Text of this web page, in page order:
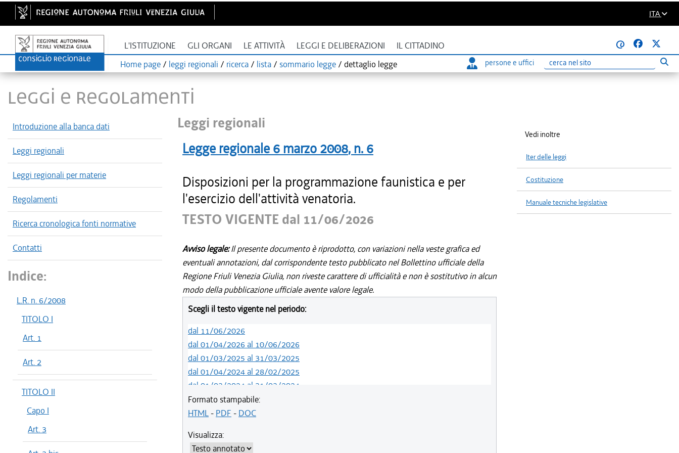
ITA
L'ISTITUZIONE GLI ORGANI LE ATTIVITÀ LEGGI E DELIBERAZIONI IL CITTADINO
@
Home page / leggi regionali / ricerca / lista / sommario legge / dettaglio legge persone e uffici
Ricerca
LEGGI E REGOLAMENTI
Introduzione alla banca dati
Leggi regionali
Leggi regionali per materie
Regolamenti
Ricerca cronologica fonti normative
Contatti
Indice:
L.R. n. 6/2008
TITOLO I
Art. 1
Art. 2
TITOLO II
Capo I
Art. 3
Leggi regionali
Legge regionale 6 marzo 2008, n. 6
Disposizioni per la programmazione faunistica e per
l'esercizio dell'attività venatoria.
TESTO VIGENTE dal 11/06/2026
Avviso legale:Il presente documento è riprodotto, con variazioni nella veste grafica ed
eventuali annotazioni, dal corrispondente testo pubblicato nel Bollettino ufficiale della
Regione Friuli Venezia Giulia, non riveste carattere di ufficialità e non è sostitutivo in alcun
modo della pubblicazione ufficiale avente valore legale.
Scegli il testo vigente nel periodo:
dal 11/06/2026
dal 01/04/2026 al 10/06/2026
dal 01/03/2025 al 31/03/2025
dal 01/04/2024 al 28/02/2025
dal 01/03/2024 al 31/03/2024
dal 01/01/2024 al 29/02/2024
dal 03/09/2023 al 31/12/2023
dal 07/03/2023 al 31/03/2023
Formato stampabile:
HTML- PDF - DOC
Visualizza:
Vedi inoltre
Iter delle leggi
Costituzione
Manuale tecniche legislative